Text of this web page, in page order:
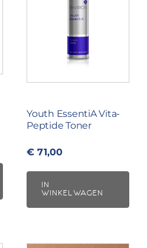
Youth EssentiA Vita-
Peptide Toner
€ 71,00
IN
WINKELWAGEN